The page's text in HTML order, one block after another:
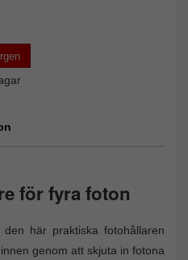
för fyra foton
här praktiska fotohållaren
genom att skjuta in fotona